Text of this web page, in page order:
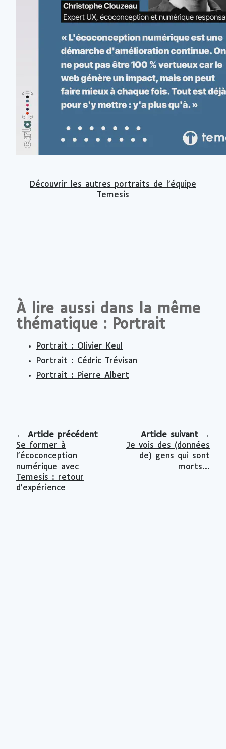
Découvrir les autres portraits de l’équipe
Temesis
À lire aussi dans la même
thématique : Portrait
Portrait : Olivier Keul
Portrait : Cédric Trévisan
Portrait : Pierre Albert
← Article précédent
Se former à
l'écoconception
numérique avec
Temesis : retour
d'expérience
Article suivant →
Je vois des (données
de) gens qui sont
morts...